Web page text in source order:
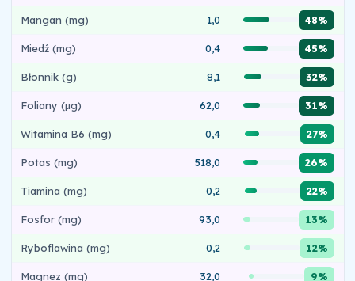
Mangan (mg) 1,0 48%
Miedź (mg) 0,4 45%
Błonnik (g) 8,1 32%
Foliany (µg) 62,0 31%
Witamina B6 (mg) 0,4 27%
Potas (mg) 518,0 26%
Tiamina (mg) 0,2 22%
Fosfor (mg) 93,0 13%
Ryboflawina (mg) 0,2 12%
Magnez (mg) 32,0 9%